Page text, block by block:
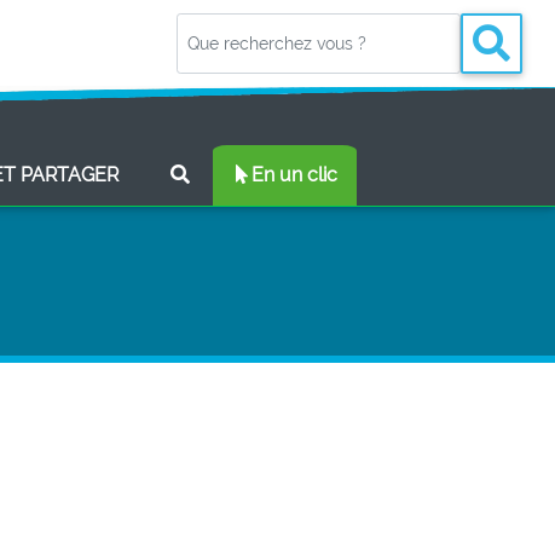
PARTAGER(CURRENT) En un clic